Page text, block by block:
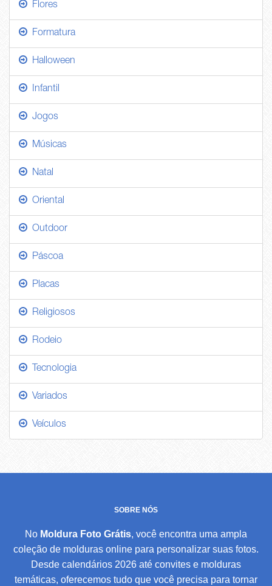
Flores
Formatura
Halloween
Infantil
Jogos
Músicas
Natal
Oriental
Outdoor
Páscoa
Placas
Religiosos
Rodeio
Tecnologia
Variados
Veículos
SOBRE NÓS
No Moldura Foto Grátis, você encontra uma ampla
coleção de molduras online para personalizar suas fotos.
Desde calendários 2026 até convites e molduras
temáticas, oferecemos tudo que você precisa para tornar